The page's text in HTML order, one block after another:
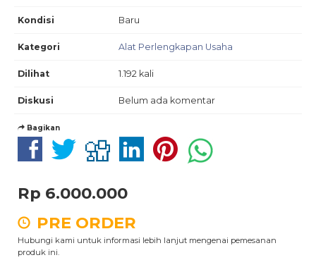
Kondisi Baru
Kategori Alat Perlengkapan Usaha
Dilihat 1.192 kali
Diskusi Belum ada komentar
Bagikan
Rp 6.000.000
PRE ORDER
Hubungi kami untuk informasi lebih lanjut mengenai pemesanan
produk ini.